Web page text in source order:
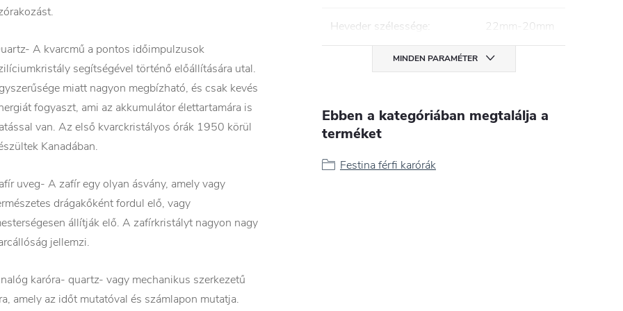
A kvarcmű a pontos időimpulzusok
segítségével történő előállítására utal.
miatt nagyon megbízható, és csak kevés
fogyaszt, ami az akkumulátor élettartamára is
van. Az első kvarckristályos órák 1950 körül
Kanadában.
uveg- A zafír egy olyan ásvány, amely vagy
drágakőként fordul elő, vagy
állítják elő. A zafírkristályt nagyon nagy
jellemzi.
karóra- quartz- vagy mechanikus szerkezetű
amely az időt mutatóval és számlapon mutatja.
Heveder szélessége: 22mm-20mm
MINDEN PARAMÉTER
Ebben a kategóriában megtalálja a
terméket
Festina férfi karórák